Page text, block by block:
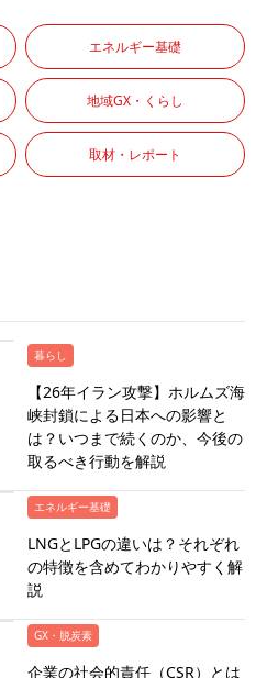
エネルギー基礎
地域GX・くらし
取材・レポート
暮らし
【26年イラン攻撃】ホルムズ海
峡封鎖による日本への影響と
は？いつまで続くのか、今後の
取るべき行動を解説
エネルギー基礎
LNGとLPGの違いは？それぞれ
の特徴を含めてわかりやすく解
説
GX・脱炭素
企業の社会的責任（CSR）とは